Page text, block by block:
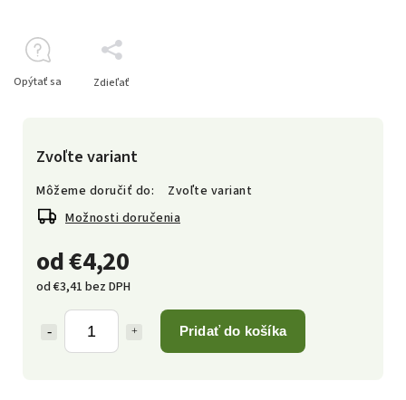
od€4,20
od€3,41 bez DPH
Pridať do košíka
Zvoľte variant
Môžeme doručiť do:
Zvoľte variant
Možnosti doručenia
Opýtať sa Zdieľať